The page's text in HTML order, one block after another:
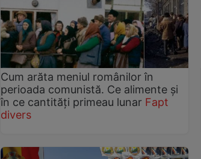
Cum arăta meniul românilor în
perioada comunistă. Ce alimente și
în ce cantități primeau lunar Fapt
divers